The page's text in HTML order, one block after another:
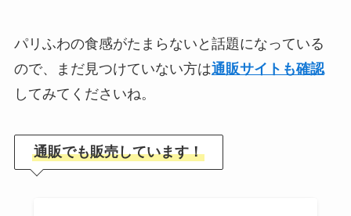
パリふわの食感がたまらないと話題になっている
ので、まだ見つけていない方は通販サイトも確認
してみてくださいね。
通販でも販売しています！